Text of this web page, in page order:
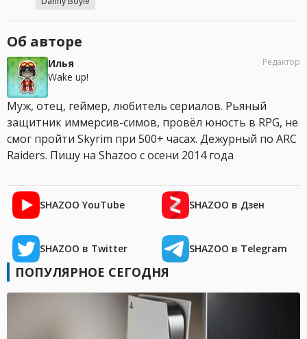
Об авторе
Илья
Wake up!
Редактор
Муж, отец, геймер, любитель сериалов. Рьяный
защитник иммерсив-симов, провёл юность в RPG, не
смог пройти Skyrim при 500+ часах. Дежурный по ARC
Raiders. Пишу на Shazoo с осени 2014 года
SHAZOO YouTube SHAZOO в Дзен
SHAZOO в Twitter SHAZOO в Telegram
ПОПУЛЯРНОЕ СЕГОДНЯ